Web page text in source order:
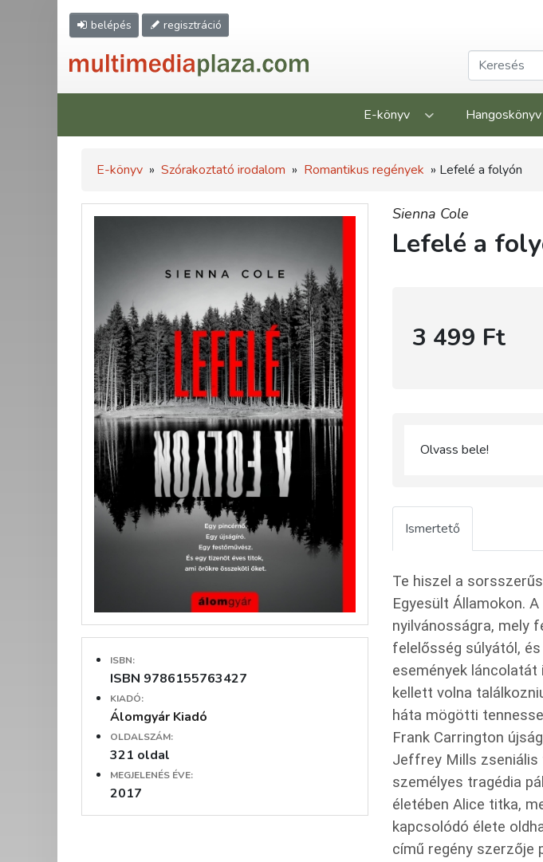
belépés regisztráció
E-könyv Hangoskönyv
E-könyv » Szórakoztató irodalom » Romantikus regények » Lefelé a folyón
ISBN:
ISBN 9786155763427
KIADÓ:
Álomgyár Kiadó
OLDALSZÁM:
321 oldal
MEGJELENÉS ÉVE:
2017
Sienna Cole
Lefelé a
3 499 Ft
Olvass bele!
Ismertető
Te hiszel a
Egyesült Államokon.
nyilvánosságra, mely
felelősség súlyától,
események
kellett volna
háta mögötti
Frank Carrington
Jeffrey Mills zseniális
személyes tragédia
életében Alice titka,
kapcsolódó élete
című regény szerzője